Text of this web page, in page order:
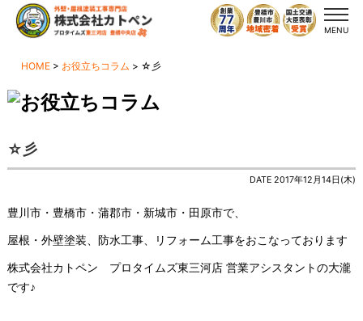
MENU
HOME > お役立ちコラム > ☆彡
☆彡
DATE 2017年12月14日(木)
豊川市・豊橋市・蒲郡市・新城市・田原市で、
屋根・外壁塗装、防水工事、リフォーム工事をおこなっております
株式会社カトペン プロタイムズ東三河店 営業アシスタントの大瀧
です♪